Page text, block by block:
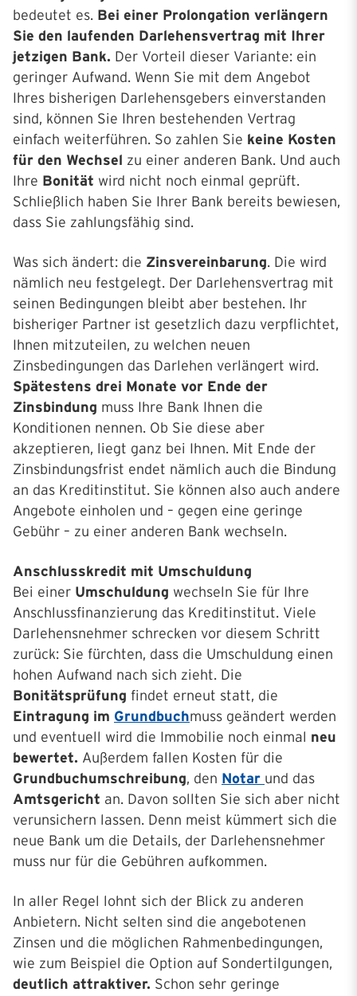
bedeutet es. Bei einer Prolongation verlängern
Sie den laufenden Darlehensvertrag mit Ihrer
jetzigen Bank. Der Vorteil dieser Variante: ein
geringer Aufwand. Wenn Sie mit dem Angebot
Ihres bisherigen Darlehensgebers einverstanden
sind, können Sie Ihren bestehenden Vertrag
einfach weiterführen. So zahlen Sie keine Kosten
für den Wechsel zu einer anderen Bank. Und auch
Ihre Bonität wird nicht noch einmal geprüft.
Schließlich haben Sie Ihrer Bank bereits bewiesen,
dass Sie zahlungsfähig sind.
Was sich ändert: die Zinsvereinbarung. Die wird
nämlich neu festgelegt. Der Darlehensvertrag mit
seinen Bedingungen bleibt aber bestehen. Ihr
bisheriger Partner ist gesetzlich dazu verpflichtet,
Ihnen mitzuteilen, zu welchen neuen
Zinsbedingungen das Darlehen verlängert wird.
Spätestens drei Monate vor Ende der
Zinsbindung muss Ihre Bank Ihnen die
Konditionen nennen. Ob Sie diese aber
akzeptieren, liegt ganz bei Ihnen. Mit Ende der
Zinsbindungsfrist endet nämlich auch die Bindung
an das Kreditinstitut. Sie können also auch andere
Angebote einholen und – gegen eine geringe
Gebühr – zu einer anderen Bank wechseln.
Anschlusskredit mit Umschuldung
Bei einer Umschuldung wechseln Sie für Ihre
Anschlussfinanzierung das Kreditinstitut. Viele
Darlehensnehmer schrecken vor diesem Schritt
zurück: Sie fürchten, dass die Umschuldung einen
hohen Aufwand nach sich zieht. Die
Bonitätsprüfung findet erneut statt, die
Eintragung im Grundbuchmuss geändert werden
und eventuell wird die Immobilie noch einmal neu
bewertet. Außerdem fallen Kosten für die
Grundbuchumschreibung, den Notar und das
Amtsgericht an. Davon sollten Sie sich aber nicht
verunsichern lassen. Denn meist kümmert sich die
neue Bank um die Details, der Darlehensnehmer
muss nur für die Gebühren aufkommen.
In aller Regel lohnt sich der Blick zu anderen
Anbietern. Nicht selten sind die angebotenen
Zinsen und die möglichen Rahmenbedingungen,
wie zum Beispiel die Option auf Sondertilgungen,
deutlich attraktiver. Schon sehr geringe